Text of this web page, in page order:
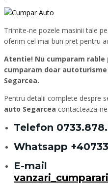
Trimite-ne pozele masinii tale
oferim cel mai bun pret pentru
Atentie! Nu cumparam
cumparam doar
Segarcea.
Pentru detalii complete despre
auto Segarcea contacteaza-
Telefon
Whatsapp
E-mail